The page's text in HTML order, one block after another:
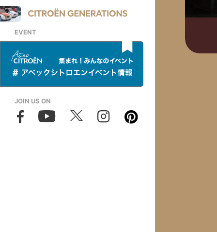
EVENT
JOIN US ON